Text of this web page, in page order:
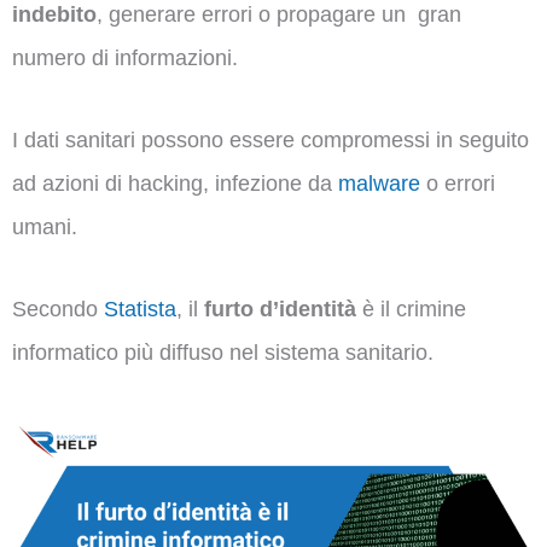
indebito, generare errori o propagare un gran
numero di informazioni.
I dati sanitari possono essere compromessi in seguito
ad azioni di hacking, infezione da malware o errori
umani.
Secondo Statista, il furto d’identità è il crimine
informatico più diffuso nel sistema sanitario.